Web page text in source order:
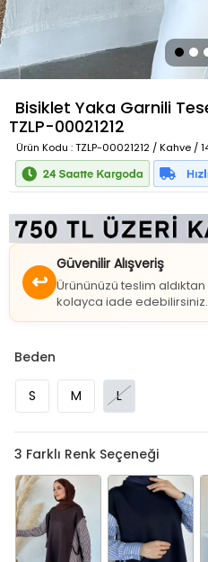
Bisiklet Yaka Garnili
TZLP-00021212
Ürün Kodu : TZLP-00021212 / Kahve /
Güvenilir Alışveriş
Ürününüzü teslim aldıktan
kolayca iade edebilirsiniz.
S